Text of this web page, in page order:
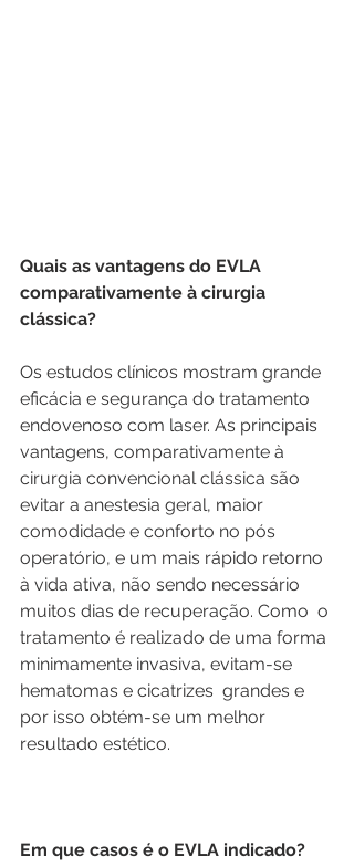
Quais as vantagens do EVLA
comparativamente à cirurgia
clássica?
Os estudos clínicos mostram grande
eficácia e segurança do tratamento
endovenoso com laser. As principais
vantagens, comparativamente à
cirurgia convencional clássica são
evitar a anestesia geral, maior
comodidade e conforto no pós
operatório, e um mais rápido retorno
à vida ativa, não sendo necessário
muitos dias de recuperação. Como  o
tratamento é realizado de uma forma
minimamente invasiva, evitam-se
hematomas e cicatrizes  grandes e
por isso obtém-se um melhor
resultado estético.
Em que casos é o EVLA indicado?